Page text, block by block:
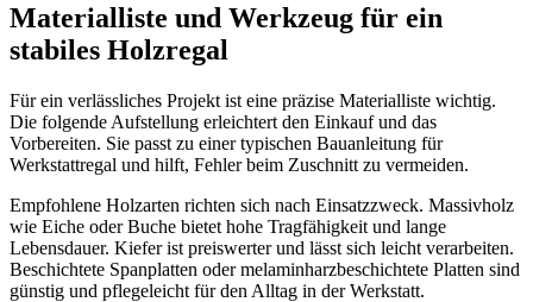
Materialliste und Werkzeug für ein
stabiles Holzregal
Für ein verlässliches Projekt ist eine präzise Materialliste wichtig.
Die folgende Aufstellung erleichtert den Einkauf und das
Vorbereiten. Sie passt zu einer typischen Bauanleitung für
Werkstattregal und hilft, Fehler beim Zuschnitt zu vermeiden.
Empfohlene Holzarten richten sich nach Einsatzzweck. Massivholz
wie Eiche oder Buche bietet hohe Tragfähigkeit und lange
Lebensdauer. Kiefer ist preiswerter und lässt sich leicht verarbeiten.
Beschichtete Spanplatten oder melaminharzbeschichtete Platten sind
günstig und pflegeleicht für den Alltag in der Werkstatt.